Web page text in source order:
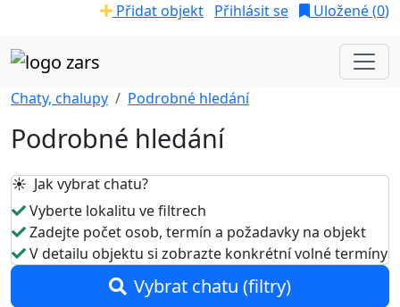
Přidat objekt Přihlásit se Uložené (0)
Chaty, chalupy Podrobné hledání
Podrobné hledání
☀️ Jak vybrat chatu?
Vyberte lokalitu ve filtrech
Zadejte počet osob, termín a požadavky na objekt
V detailu objektu si zobrazte konkrétní volné termíny
Vybrat chatu (filtry)